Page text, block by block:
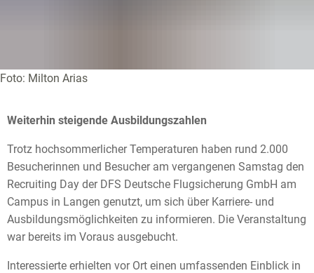
Foto: Milton Arias
Weiterhin steigende Ausbildungszahlen
Trotz hochsommerlicher Temperaturen haben rund 2.000
Besucherinnen und Besucher am vergangenen Samstag den
Recruiting Day der DFS Deutsche Flugsicherung GmbH am
Campus in Langen genutzt, um sich über Karriere- und
Ausbildungsmöglichkeiten zu informieren. Die Veranstaltung
war bereits im Voraus ausgebucht.
Interessierte erhielten vor Ort einen umfassenden Einblick in